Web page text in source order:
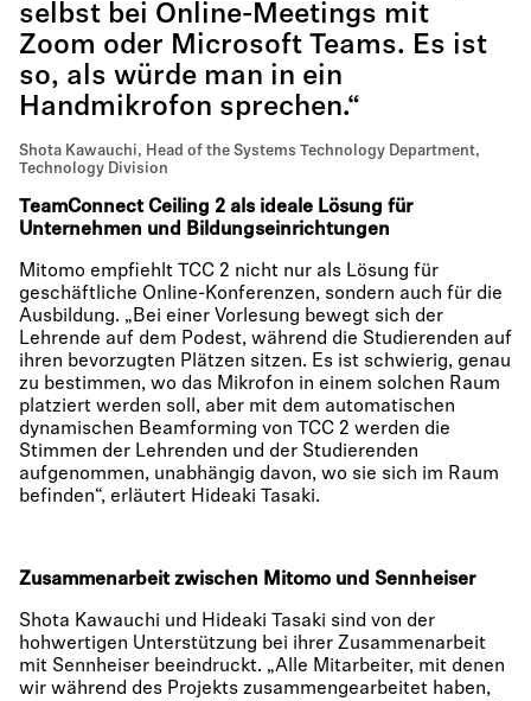
selbst bei Online-Meetings mit
Zoom oder Microsoft Teams. Es ist
so, als würde man in ein
Handmikrofon sprechen.“
Shota Kawauchi, Head of the Systems Technology Department,
Technology Division
TeamConnect Ceiling 2 als ideale Lösung für
Unternehmen und Bildungseinrichtungen
Mitomo empfiehlt TCC 2 nicht nur als Lösung für
geschäftliche Online-Konferenzen, sondern auch für die
Ausbildung. „Bei einer Vorlesung bewegt sich der
Lehrende auf dem Podest, während die Studierenden auf
ihren bevorzugten Plätzen sitzen. Es ist schwierig, genau
zu bestimmen, wo das Mikrofon in einem solchen Raum
platziert werden soll, aber mit dem automatischen
dynamischen Beamforming von TCC 2 werden die
Stimmen der Lehrenden und der Studierenden
aufgenommen, unabhängig davon, wo sie sich im Raum
befinden“, erläutert Hideaki Tasaki.
Zusammenarbeit zwischen Mitomo und Sennheiser
Shota Kawauchi und Hideaki Tasaki sind von der
hohwertigen Unterstützung bei ihrer Zusammenarbeit
mit Sennheiser beeindruckt. „Alle Mitarbeiter, mit denen
wir während des Projekts zusammengearbeitet haben,